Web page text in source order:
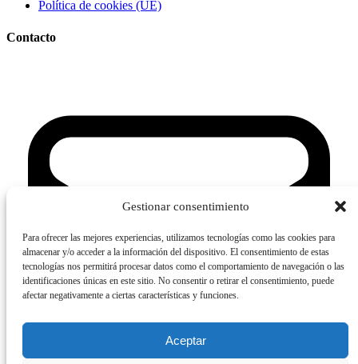
Gestionar consentimiento
Para ofrecer las mejores experiencias, utilizamos tecnologías como las cookies para
almacenar y/o acceder a la información del dispositivo. El consentimiento de estas
tecnologías nos permitirá procesar datos como el comportamiento de navegación o las
identificaciones únicas en este sitio. No consentir o retirar el consentimiento, puede
afectar negativamente a ciertas características y funciones.
Aceptar
Política de cookies (UE)
Contacto